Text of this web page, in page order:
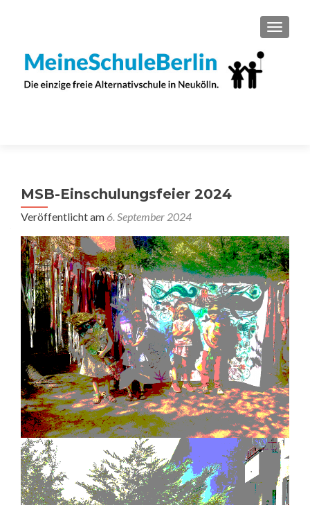
MSB-Einschulungsfeier 2024
Veröffentlicht am 6. September 2024